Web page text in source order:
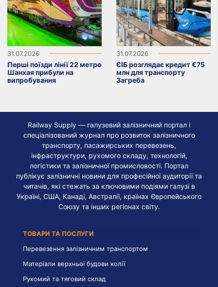
31.07.2026
Перші поїзди лінії 22 метро
Шанхая прибули на
випробування
31.07.2026
ЄІБ розглядає кредит €75
млн для транспорту
Загреба
Railway Supply — галузевий залізничний портал і
спеціалізований журнал про розвиток залізничного
транспорту, пасажирських перевезень,
інфраструктури, рухомого складу, технологій,
логістики та залізничної промисловості. Портал
публікує залізничні новини для професійної аудиторії та
читачів, які стежать за ключовими подіями галузі в
Україні, США, Канаді, Австралії, країнах Європейського
Союзу та інших регіонах світу.
ТОВАРИ ТА ПОСЛУГИ
Перевезення залізничним транспортом
Матеріали верхньої будови колії
Рухомий та тяговий склад